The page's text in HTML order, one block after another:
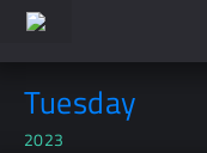
Tuesday
2023